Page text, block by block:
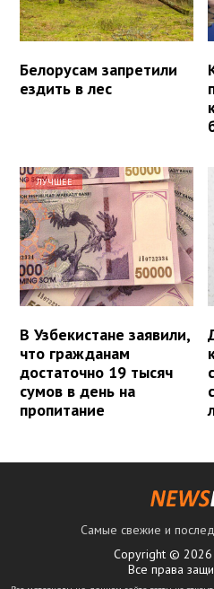
Белорусам запретили
ездить в лес
ЛУЧШЕЕ
В Узбекистане заявили,
что гражданам
достаточно 19 тысяч
сумов в день на
пропитание
Самые свежие и
Copyright © 2026
Все права